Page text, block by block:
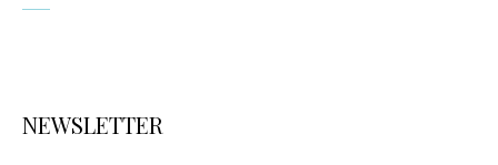
NEWSLETTER